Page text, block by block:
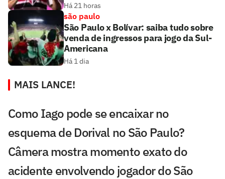
Há 21 horas
são paulo
São Paulo x Bolívar: saiba tudo sobre
venda de ingressos para jogo da Sul-
Americana
Há 1 dia
MAIS LANCE!
Como Iago pode se encaixar no
esquema de Dorival no São Paulo?
Câmera mostra momento exato do
acidente envolvendo jogador do São